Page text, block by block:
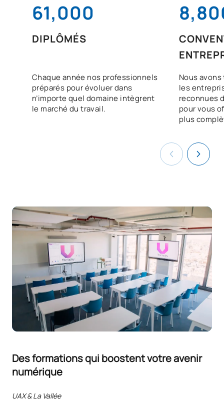
61,000
DIPLÔMÉS
Chaque année nos professionnels
préparés pour évoluer dans
n’importe quel domaine intègrent
le marché du travail.
Nous
les
reconnues
pour vous
plus
Des formations qui boostent votre avenir
numérique
UAX & La Vallée